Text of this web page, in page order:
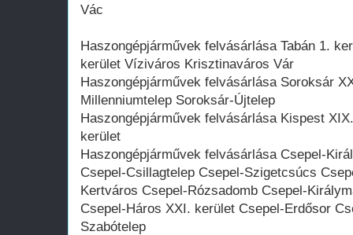
Vác
Haszongépjárművek felvásárlása Tabán 1.
kerület Víziváros Krisztinaváros Vár
Haszongépjárművek felvásárlása Soroksár
Millenniumtelep Soroksár-Újtelep
Haszongépjárművek felvásárlása Kispest
kerület
Haszongépjárművek felvásárlása Csepel-
Csepel-Csillagtelep Csepel-Szigetcsúcs
Kertváros Csepel-Rózsadomb Csepel-
Csepel-Háros XXI. kerület Csepel-Erdősor
Szabótelep